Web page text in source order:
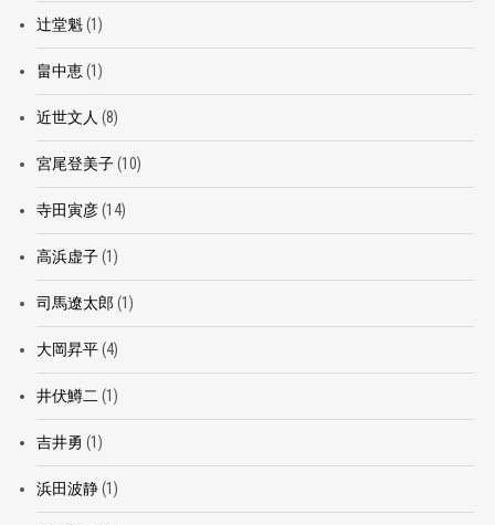
辻堂魁(1)
畠中恵(1)
近世文人 (8)
宮尾登美子(10)
寺田寅彦(14)
高浜虚子(1)
司馬遼太郎 (1)
大岡昇平(4)
井伏鱒二 (1)
吉井勇 (1)
浜田波静(1)